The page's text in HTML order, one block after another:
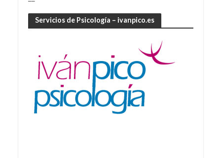
Servicios de Psicología – ivanpico.es